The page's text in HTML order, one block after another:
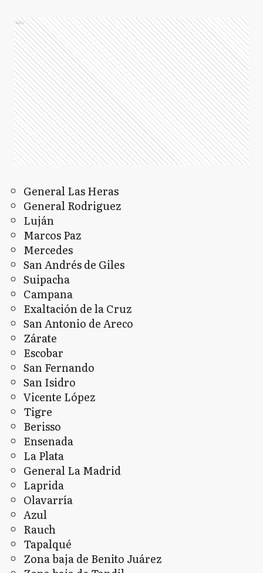
Ads
General Las Heras
General Rodriguez
Luján
Marcos Paz
Mercedes
San Andrés de Giles
Suipacha
Campana
Exaltación de la Cruz
San Antonio de Areco
Zárate
Escobar
San Fernando
San Isidro
Vicente López
Tigre
Berisso
Ensenada
La Plata
General La Madrid
Laprida
Olavarría
Azul
Rauch
Tapalqué
Zona baja de Benito Juárez